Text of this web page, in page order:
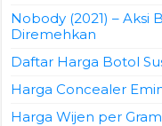
Nobody (2021) – Aksi
Diremehkan
Daftar Harga Botol
Harga Concealer
Harga Wijen per